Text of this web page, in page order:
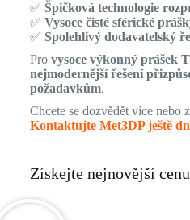
✅ Špičková technologie
✅ Vysoce čisté sférické
✅ Spolehlivý dodavatelský
Pro vysoce výkonný prášek
nejmodernější řešení
požadavkům.
Chcete se dozvědět více nebo
Kontaktujte Met3DP ještě
Získejte nejnovější cenu